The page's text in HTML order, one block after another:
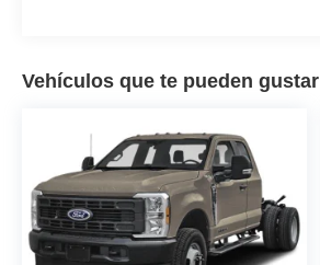
Vehículos que te pueden gustar